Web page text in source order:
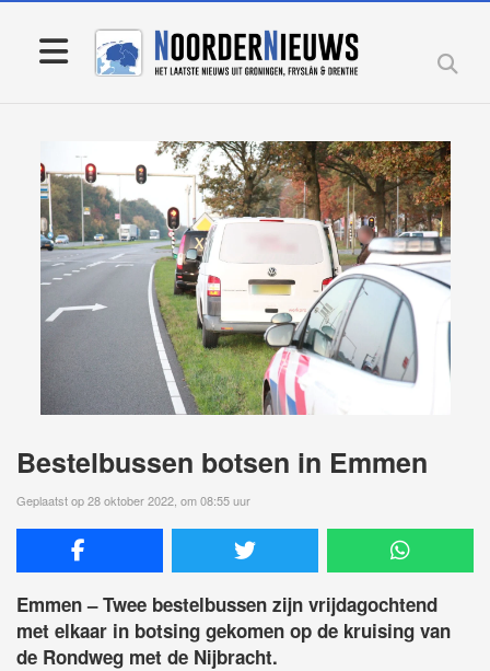
Bestelbussen botsen in Emmen
Geplaatst op 28 oktober 2022, om 08:55 uur
Emmen – Twee bestelbussen zijn vrijdagochtend
met elkaar in botsing gekomen op de kruising van
de Rondweg met de Nijbracht.